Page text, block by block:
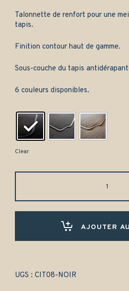
Talonnette de renfort pour une
tapis.
Finition contour haut de gamme.
Sous-couche du tapis
6 couleurs disponibles.
Clear
quantity
AJOUTER
UGS : CIT08-NOIR